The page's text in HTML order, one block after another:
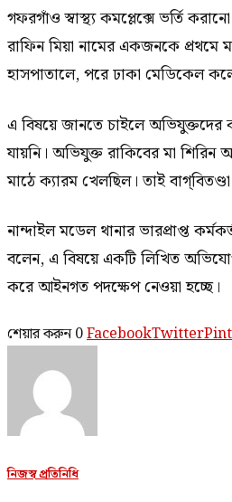
গফরগাঁও স্বাস্থ্য কমপ্লেক্সে ভর্তি
রাফিন মিয়া নামের একজনকে
হাসপাতালে, পরে ঢাকা মেডিকেল
এ বিষয়ে জানতে চাইলে অভিযুক্তদের
যায়নি। অভিযুক্ত রাকিবের মা শিরিন
মাঠে ক্যারম খেলছিল। তাই
নান্দাইল মডেল থানার ভারপ্রাপ্ত
বলেন, এ বিষয়ে একটি লিখিত
করে আইনগত পদক্ষেপ নেওয়া হচ্ছে।
শেয়ার করুন 0FacebookTwitter
নিজস্ব প্রতিনিধি